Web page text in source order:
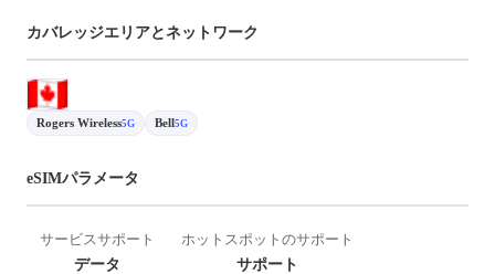
カバレッジエリアとネットワーク
Rogers Wireless5G Bell5G
eSIMパラメータ
サービスサポート
データ
ホットスポットのサポート
サポート